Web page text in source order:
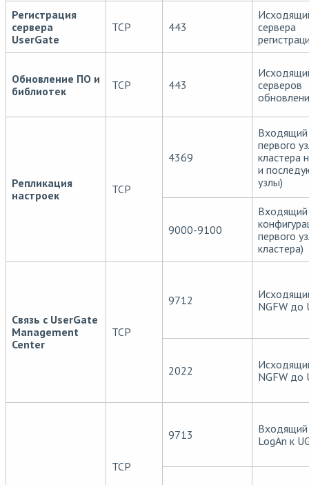
Регистрация
сервера
UserGate
TCP 443
сервера
Обновление ПО и
библиотек
TCP 443
серверов
Репликация
настроек
TCP
4369
Входящий
первого
кластера
и
узлы)
9000-9100
Входящий
первого
кластера)
Связь с UserGate
Management
Center
TCP
9712
NGFW до
2022
NGFW до
TCP
9713
Входящий
LogAn к